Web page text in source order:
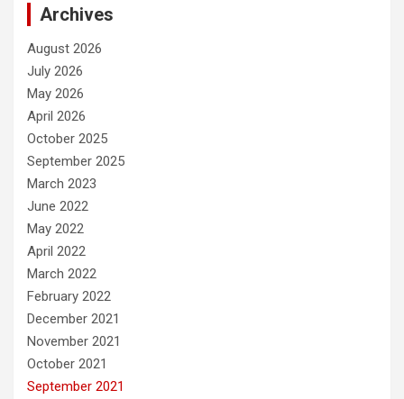
Archives
August 2026
July 2026
May 2026
April 2026
October 2025
September 2025
March 2023
June 2022
May 2022
April 2022
March 2022
February 2022
December 2021
November 2021
October 2021
September 2021